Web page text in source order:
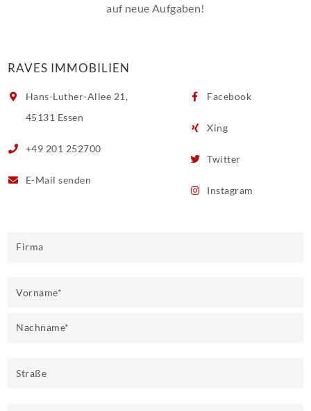
auf neue Aufgaben!
RAVES IMMOBILIEN
Hans-Luther-Allee 21,
45131 Essen
+49 201 252700
E-Mailsenden
Facebook
Xing
Twitter
Instagram
Firma
Vorname*
Nachname*
Straße